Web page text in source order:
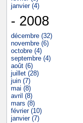
janvier (4)
- 2008
décembre (32)
novembre (6)
octobre (4)
septembre (4)
août (6)
juillet (28)
juin (7)
mai (8)
avril (8)
mars (8)
février (10)
janvier (7)